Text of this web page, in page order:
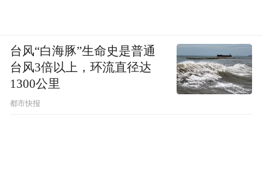
台风“白海豚”生命史是普通
台风3倍以上，环流直径达
1300公里
都市快报